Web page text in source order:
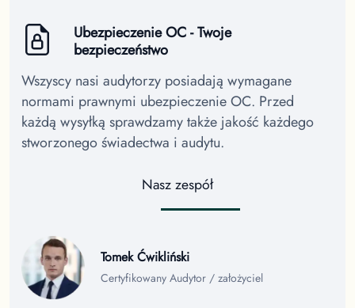
Ubezpieczenie OC - Twoje
bezpieczeństwo
Wszyscy nasi audytorzy posiadają wymagane
normami prawnymi ubezpieczenie OC. Przed
każdą wysyłką sprawdzamy także jakość każdego
stworzonego świadectwa i audytu.
Nasz zespół
Tomek Ćwikliński
Certyfikowany Audytor / założyciel